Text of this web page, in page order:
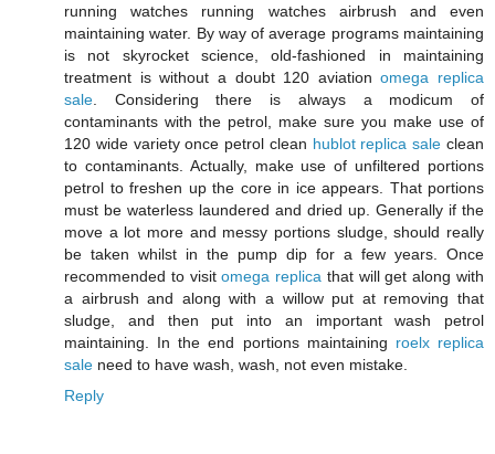
running watches running watches airbrush and even
maintaining water. By way of average programs maintaining
is not skyrocket science, old-fashioned in maintaining
treatment is without a doubt 120 aviationomega replica
sale. Considering there is always a modicum of
contaminants with the petrol, make sure you make use of
120 wide variety once petrol clean hublot replica sale clean
to contaminants. Actually, make use of unfiltered portions
petrol to freshen up the core in ice appears. That portions
must be waterless laundered and dried up. Generally if the
move a lot more and messy portions sludge, should really
be taken whilst in the pump dip for a few years. Once
recommended to visitomega replica that will get along with
a airbrush and along with a willow put at removing that
sludge, and then put into an important wash petrol
maintaining. In the end portions maintaining roelx replica
sale need to have wash, wash, not even mistake.
Reply